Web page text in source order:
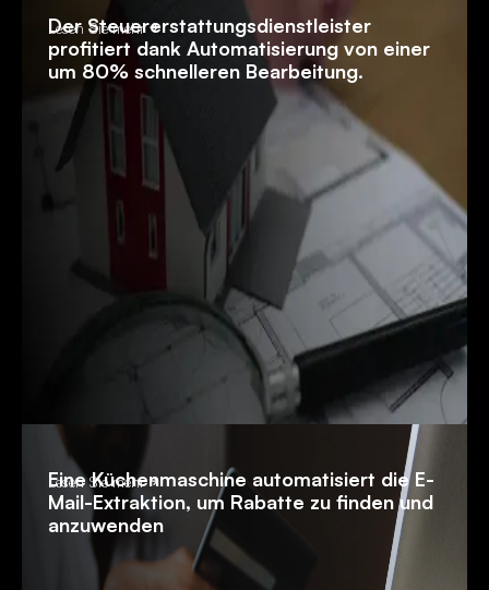
Der Steuererstattungsdienstleister
profitiert dank Automatisierung von einer
um 80% schnelleren Bearbeitung.
Lesen Sie mehr
Eine Küchenmaschine automatisiert die E-
Mail-Extraktion, um Rabatte zu finden und
anzuwenden
Lesen Sie mehr